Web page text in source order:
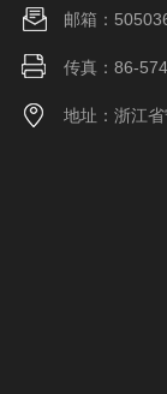
邮箱：
传真：86-
地址：浙江